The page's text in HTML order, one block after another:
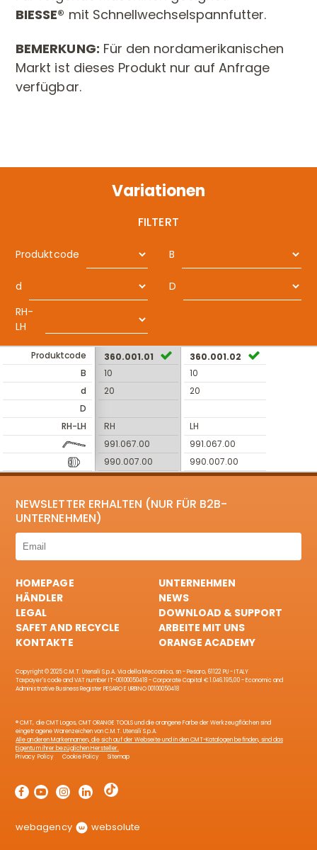
BIESSE® mit Schnellwechselspannfutter.
BEMERKUNG: Für den nordamerikanischen
Markt ist dieses Produkt nur auf Anfrage
verfügbar.
Variationen
FILTERT
Produktcode B
d
D
RH-
LH
Produktcode
B
d
D
RH-LH
360.001.01
10
20
RH
991.067.00
990.007.00
360.001.02
10
20
LH
991.067.00
990.007.00
NEWSLETTER ERHALTEN (NUR FÜR B2B-
UNTERNEHMEN)
HOMEPAGE
UNTERNEHMEN
HÄNDLER
NEWS
LEGAL
DOWNLOAD & SUPPORT
SAFET AND RECYCLE
ARBEITE MIT UNS
KONTAKTE
ORANGE ACADEMY
Copyright © 2025 C.M.T. Utensili S.p.A. Via della Meccanica, sn - Pesaro, 61122 PU - ITALY
Taxpayer's code and VAT number IT-00100050418 - Corporate Capital € 1.046.195,00 - Economic and
Administrative Business Register PESARO E URBINO 00100050418
® CMT, die CMT Logos, CMT ORANGE TOOLS und die orangene Farbe der Werkzeugflächen sind
eingetragene Warenzeichen von C.M.T. Utensili S.p.A.
Alle anderen Markennamen, die sich auf der Webseite und in den CMT-Katalogen befinden, sind das
Eigentum ihrer bezüglichen Hersteller.
Privacy Policy
Cookie Policy Sitemap
webagency websolute